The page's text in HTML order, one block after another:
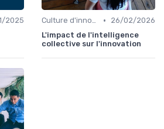
2025
Culture d'innovation •
26/02/2026
L'impact de l'intelligence
collective sur l'innovation